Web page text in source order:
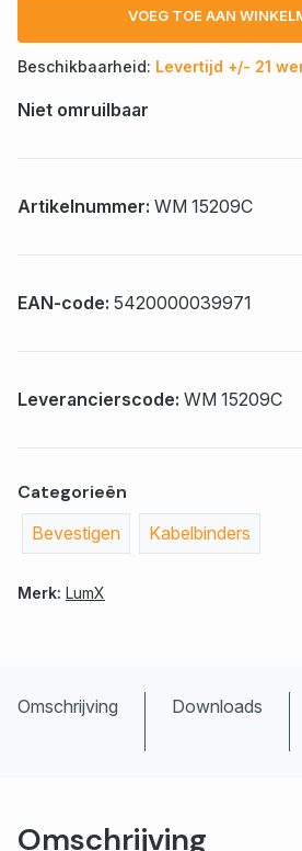
VOEG TOE AAN
Beschikbaarheid: Levertijd +/- 21
Niet omruilbaar
Artikelnummer: WM 15209C
EAN-code: 5420000039971
Leverancierscode: WM 15209C
Categorieën
Bevestigen Kabelbinders
Merk: LumX
Omschrijving Downloads
Omschrijving